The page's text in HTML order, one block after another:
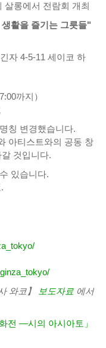
살롱에서 전람회 개최
활을 즐기는 그릇들"
자 4-5-11 세이코 하
까지）
칭 변경했습니다.
아티스트와의 공동 창
것입니다.
있습니다.
와코】
보도자료 에서
전 ―시의 아시아토」